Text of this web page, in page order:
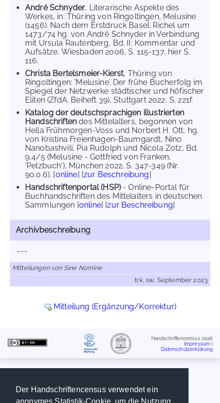
Der Handschriftencensus verwendet ein
André Schnyder, Literarische Aspekte des
Werkes, in: Thüring von Ringoltingen, Melusine
(1456). Nach dem Erstdruck Basel: Richel um
1473/74 hg. von André Schnyder in Verbindung
mit Ursula Rautenberg, Bd. II: Kommentar und
Aufsätze, Wiesbaden 2006, S. 115-137, hier S.
116.
Christa Bertelsmeier-Kierst, Thüring von
Ringoltingen: 'Melusine'. Der frühe Bucherfolg im
Spiegel der Netzwerke städtischer und höfischer
Eliten (ZfdA. Beiheft 39), Stuttgart 2022, S. 221f.
Katalog der deutschsprachigen illustrierten
Handschriftendes Mittelalters, begonnen von
Hella Frühmorgen-Voss und Norbert H. Ott, hg.
von Kristina Freienhagen-Baumgardt, Nino
Nanobashvili, Pia Rudolph und Nicola Zotz, Bd.
9,4/5 (Melusine - Gottfried von Franken,
'Pelzbuch'), München 2022, S. 347-349 (Nr.
90.0.6). [online] [zur Beschreibung]
Handschriftenportal (HSP)- Online-Portal für
Buchhandschriften des Mittelalters in deutschen
Sammlungen [online] [zur Beschreibung]
Archivbeschreibung
---
Mitteilungen von Sine Nomine
trk, sw, September 2023
Mitteilung (Ergänzung/Korrektur)
Handschriftencensus 2026
Impressum
Datenschutzerklärung